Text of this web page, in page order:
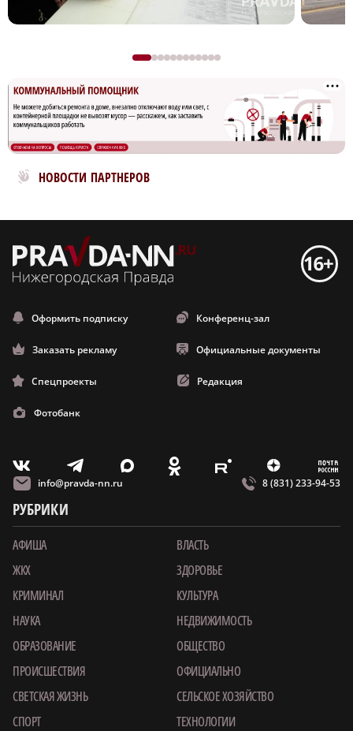
НОВОСТИ ПАРТНЕРОВ
Новости МирТесен
Оформить подписку Конференц-зал
Заказать рекламу Официальные документы
Спецпроекты Редакция
Фотобанк
V T X O E Z m
info@pravda-nn.ru 8 (831) 233-94-53
РУБРИКИ
АФИША
ВЛАСТЬ
ЖКХ
ЗДОРОВЬЕ
КРИМИНАЛ
КУЛЬТУРА
НАУКА
НЕДВИЖИМОСТЬ
ОБРАЗОВАНИЕ
ОБЩЕСТВО
ПРОИСШЕСТВИЯ
ОФИЦИАЛЬНО
СВЕТСКАЯ ЖИЗНЬ
СЕЛЬСКОЕ ХОЗЯЙСТВО
СПОРТ
ТЕХНОЛОГИИ